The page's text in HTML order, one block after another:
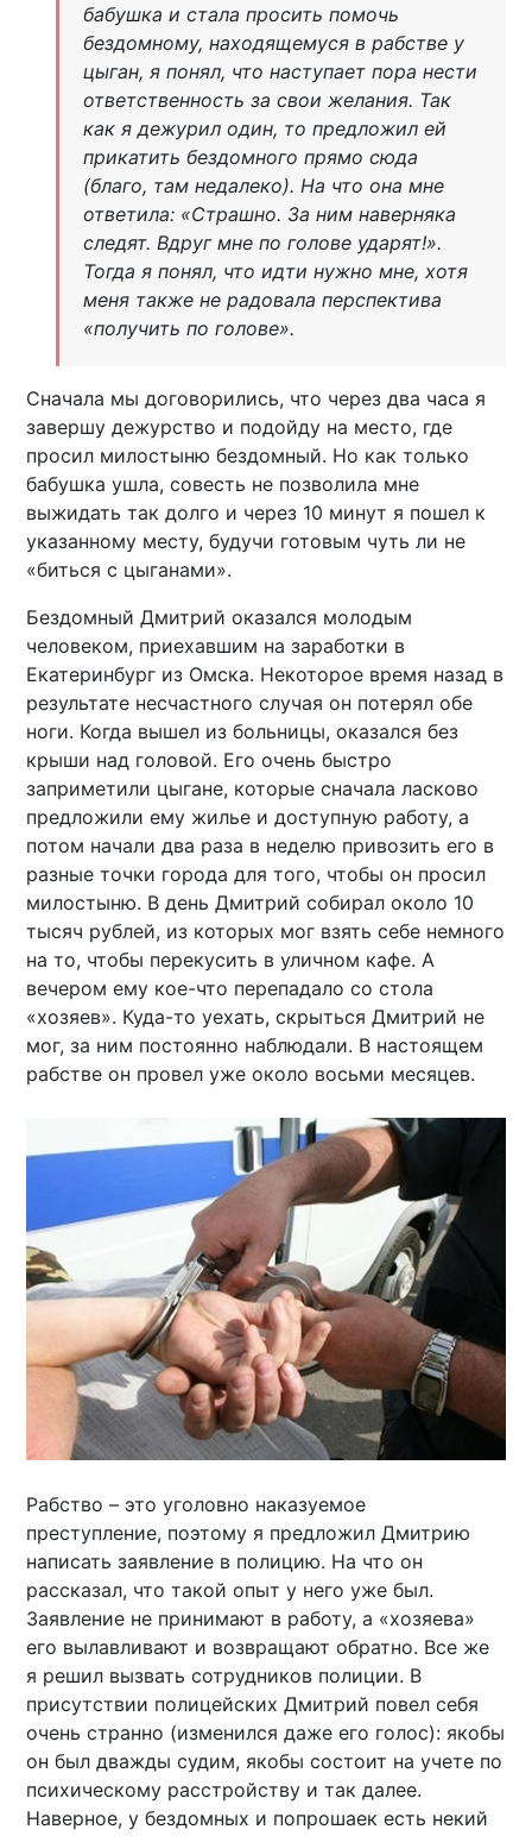
бабушка и стала просить помочь
бездомному, находящемуся в рабстве у
цыган, я понял, что наступает пора нести
ответственность за свои желания. Так
как я дежурил один, то предложил ей
прикатить бездомного прямо сюда
(благо, там недалеко). На что она мне
ответила: «Страшно. За ним наверняка
следят. Вдруг мне по голове ударят!».
Тогда я понял, что идти нужно мне, хотя
меня также не радовала перспектива
«получить по голове».
Сначала мы договорились, что через два часа я
завершу дежурство и подойду на место, где
просил милостыню бездомный. Но как только
бабушка ушла, совесть не позволила мне
выжидать так долго и через 10 минут я пошел к
указанному месту, будучи готовым чуть ли не
«биться с цыганами».
Бездомный Дмитрий оказался молодым
человеком, приехавшим на заработки в
Екатеринбург из Омска. Некоторое время назад в
результате несчастного случая он потерял обе
ноги. Когда вышел из больницы, оказался без
крыши над головой. Его очень быстро
заприметили цыгане, которые сначала ласково
предложили ему жилье и доступную работу, а
потом начали два раза в неделю привозить его в
разные точки города для того, чтобы он просил
милостыню. В день Дмитрий собирал около 10
тысяч рублей, из которых мог взять себе немного
на то, чтобы перекусить в уличном кафе. А
вечером ему кое-что перепадало со стола
«хозяев». Куда-то уехать, скрыться Дмитрий не
мог, за ним постоянно наблюдали. В настоящем
рабстве он провел уже около восьми месяцев.
Рабство – это уголовно наказуемое
преступление, поэтому я предложил Дмитрию
написать заявление в полицию. На что он
рассказал, что такой опыт у него уже был.
Заявление не принимают в работу, а «хозяева»
его вылавливают и возвращают обратно. Все же
я решил вызвать сотрудников полиции. В
присутствии полицейских Дмитрий повел себя
очень странно (изменился даже его голос): якобы
он был дважды судим, якобы состоит на учете по
психическому расстройству и так далее.
Наверное, у бездомных и попрошаек есть некий